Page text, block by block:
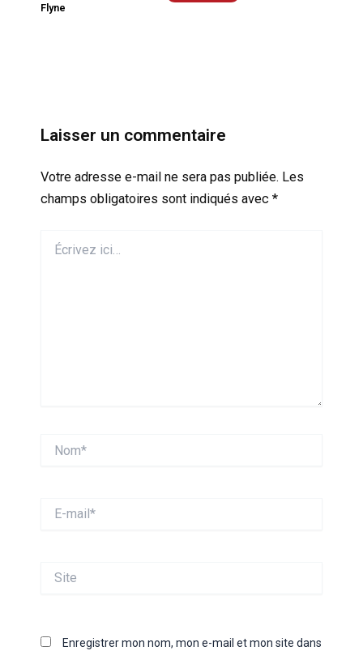
Flyne
Laisser un commentaire
Votre adresse e-mail ne sera pas publiée. Les
champs obligatoires sont indiqués avec *
ici…
mail*
Enregistrer mon nom, mon e-mail et mon site dans